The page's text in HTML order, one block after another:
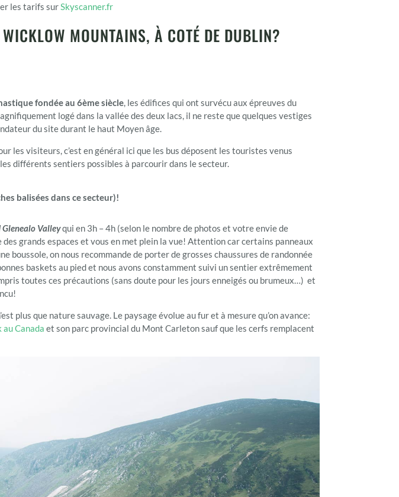
les tarifs surSkyscanner.fr
MOUNTAINS, À COTÉ DE DUBLIN?
fondée au 6ème siècle, les édifices qui ont survécu aux épreuves du
logé dans la vallée des deux lacs, il ne reste que quelques vestiges
du site durant le haut Moyen âge.
les visiteurs, c’est en général ici que les bus déposent les touristes venus
différents sentiers possibles à parcourir dans le secteur.
balisées dans ce secteur)!
Glenealo Valleyqui en 3h – 4h (selon le nombre de photos et votre envie de
grands espaces et vous en met plein la vue! Attention car certains panneaux
boussole, on nous recommande de porter de grosses chaussures de randonnée
baskets au pied et nous avons constamment suivi un sentier extrêmement
toutes ces précautions (sans doute pour les jours enneigés ou brumeux…) et
plus que nature sauvage. Le paysage évolue au fur et à mesure qu’on avance:
Canada et son parc provincial du Mont Carleton sauf que les cerfs remplacent